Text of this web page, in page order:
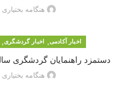
هنگامه بختیاری
اخبار آکادمی, اخبار گردشگری,
دستمزد راهنمایان گردشگری سال 1400 اعلام
هنگامه بختیاری